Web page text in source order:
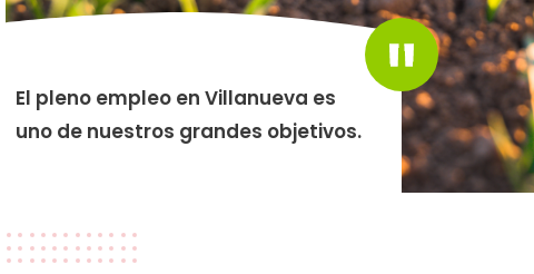
El pleno empleo en Villanueva es
uno de nuestros grandes objetivos.